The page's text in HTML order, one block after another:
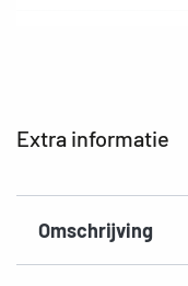
Extra informatie
Omschrijving